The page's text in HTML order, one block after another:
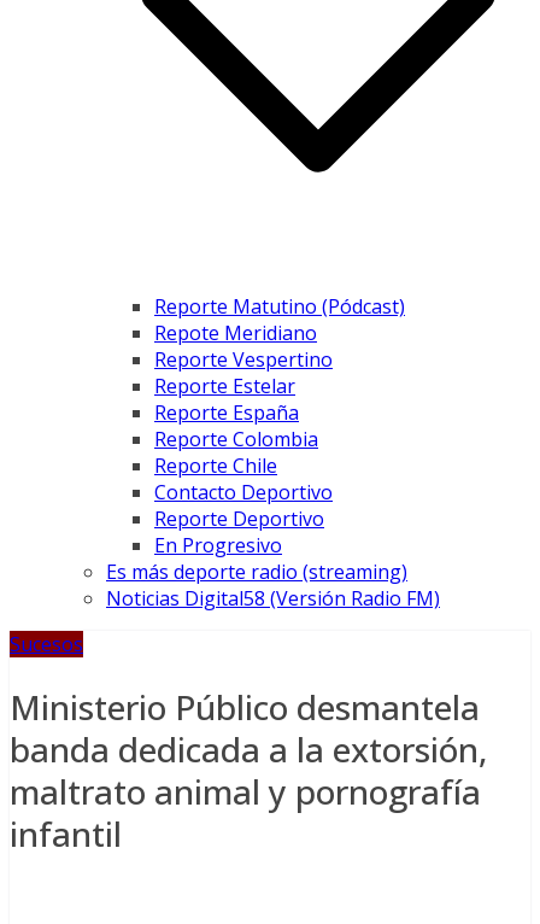
Reporte Matutino (Pódcast)
Repote Meridiano
Reporte Vespertino
Reporte Estelar
Reporte España
Reporte Colombia
Reporte Chile
Contacto Deportivo
Reporte Deportivo
En Progresivo
Es más deporte radio (streaming)
Noticias Digital58 (Versión Radio FM)
Sucesos
Ministerio Público desmantela
banda dedicada a la extorsión,
maltrato animal y pornografía
infantil